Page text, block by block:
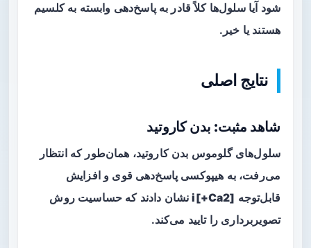
شود آیا سلول‌ها کلاً قادر به پاسخ‌دهی وابسته به کلسیم
هستند یا خیر.
نتایج اصلی
شاهد مثبت: بدن کاروتید
سلول‌های گلوموس بدن کاروتید، همان‌طور که انتظار
می‌رفت، به هیپوکسی پاسخ‌دهی قوی و افزایش
قابل‌توجه [Ca2+]i
نشان دادند که حساسیت روش
تصویربرداری را تایید می‌کند.